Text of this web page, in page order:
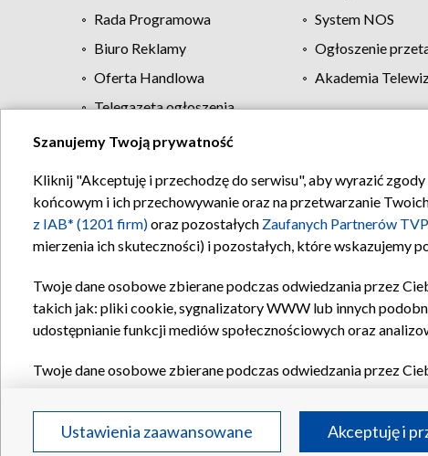
Rada Programowa
System NOS
Biuro Reklamy
Ogłoszenie
Oferta Handlowa
Akademia
Telegazeta ogłoszenia
Regulamin TVP
Szanujemy Twoją prywatność
Kliknij "Akceptuję i przechodzę do serwisu", aby wyrazić
końcowym i ich przechowywanie oraz na przetwarzanie
z IAB* (1201 firm)oraz pozostałych Zaufanych Partnerów
mierzenia ich skuteczności) i pozostałych, które wskazujemy
Twoje dane osobowe zbierane podczas odwiedzania przez
takich jak: pliki cookie, sygnalizatory WWW lub innych
udostępnianie funkcji mediów społecznościowych oraz
Twoje dane osobowe zbierane podczas odwiedzania przez
Partnerów TVPdla realizacji następujących celów i funkcji:
reklam, tworzenia profilu spersonalizowanych reklam,
Ustawienia zaawansowane Akceptuję i